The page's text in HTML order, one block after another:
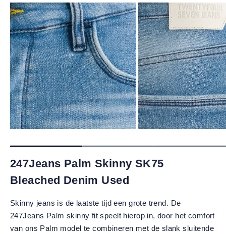
247Jeans Palm Skinny SK75
Bleached Denim Used
Skinny jeans is de laatste tijd een grote trend. De
247Jeans Palm skinny fit speelt hierop in, door het comfort
van ons Palm model te combineren met de slank sluitende